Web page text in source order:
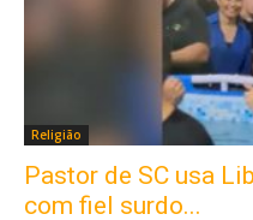
Religião
Pastor de SC usa
com fiel surdo...